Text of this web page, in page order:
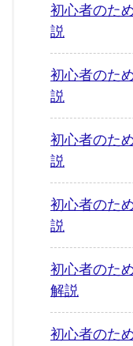
初心者のた
説
初心者のた
説
初心者のた
説
初心者のた
説
初心者のた
解説
初心者のた